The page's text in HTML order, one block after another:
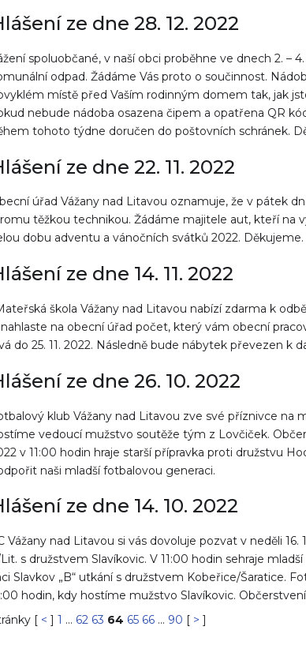
ze dne 28. 12. 2022
spoluobčané, v naší obci proběhne ve dnech 2. –
odpad. Žádáme Vás proto o součinnost.
místě před Vaším rodinným domem tak, jak
nebude nádoba osazena čipem a opatřena QR
tohoto týdne doručen do poštovních schránek.
ze dne 22. 11. 2022
úřad Vážany nad Litavou oznamuje, že v pátek
těžkou technikou. Žádáme majitele aut, kteří na
dobu adventu a vánočních svátků 2022. Děkujeme.
ze dne 14. 11. 2022
škola Vážany nad Litavou nabízí zdarma k
na obecní úřad počet, který vám obecní
do 25. 11. 2022. Následně bude nábytek převezen
ze dne 26. 10. 2022
klub Vážany nad Litavou zve své příznivce na
vedoucí mužstvo soutěže tým z Lovčiček.
v 11:00 hodin hraje starší přípravka proti družstvu
naši mladší fotbalovou generaci.
ze dne 14. 10. 2022
Vážany nad Litavou si vás dovoluje pozvat v neděli
s družstvem Slavíkovic. V 11:00 hodin sehraje
Slavkov „B“ utkání s družstvem Kobeřice/Šaratice.
hodin, kdy hostíme mužstvo Slavíkovic.
[ < ] 1 ... 62 63 64 65 66 ... 90 [ > ]